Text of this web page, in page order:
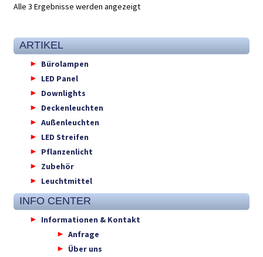
Alle 3 Ergebnisse werden angezeigt
ARTIKEL
Bürolampen
LED Panel
Downlights
Deckenleuchten
Außenleuchten
LED Streifen
Pflanzenlicht
Zubehör
Leuchtmittel
INFO CENTER
Informationen & Kontakt
Anfrage
Über uns